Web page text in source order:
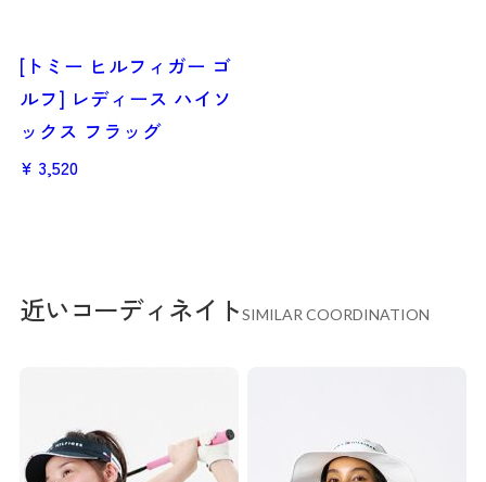
[トミー ヒルフィガー ゴ
ルフ] レディース ハイソ
ックス フラッグ
3,520
近いコーディネイトSIMILAR COORDINATION